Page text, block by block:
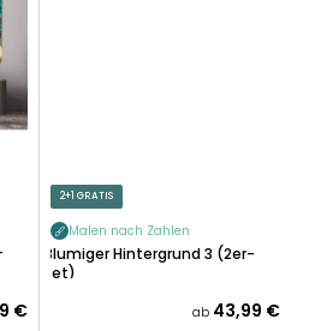
€
2+1 GRATIS
Malen nach Zahlen
Blumiger Hintergrund 3 (2er-
Set)
ab 43,99 €